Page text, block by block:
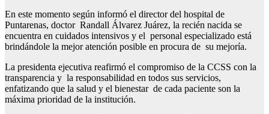
En este momento según informó el director del hospital de
Puntarenas, doctor Randall Álvarez Juárez, la recién nacida se
encuentra en cuidados intensivos y el personal especializado está
brindándole la mejor atención posible en procura de su mejoría.
La presidenta ejecutiva reafirmó el compromiso de la CCSS con la
transparencia y la responsabilidad en todos sus servicios,
enfatizando que la salud y el bienestar de cada paciente son la
máxima prioridad de la institución.